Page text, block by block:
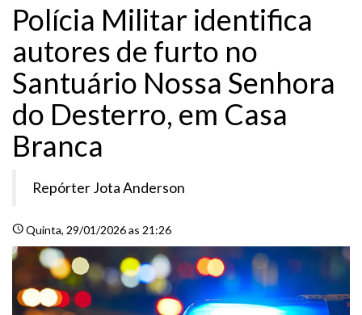
Polícia Militar identifica
autores de furto no
Santuário Nossa Senhora
do Desterro, em Casa
Branca
Repórter Jota Anderson
scheduleQuinta, 29/01/2026 as 21:26